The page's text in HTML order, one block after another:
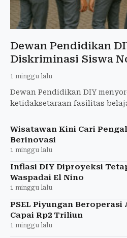
Dewan Pendidikan
Diskriminasi Siswa
1 minggu lalu
Dewan Pendidikan DIY
ketidaksetaraan fasilitas
hak belajar setara.
Wisatawan Kini Cari
Berinovasi
1 minggu lalu
Inflasi DIY Diproyeksi
Waspadai El Nino
1 minggu lalu
PSEL Piyungan Beroperasi
Capai Rp2 Triliun
1 minggu lalu